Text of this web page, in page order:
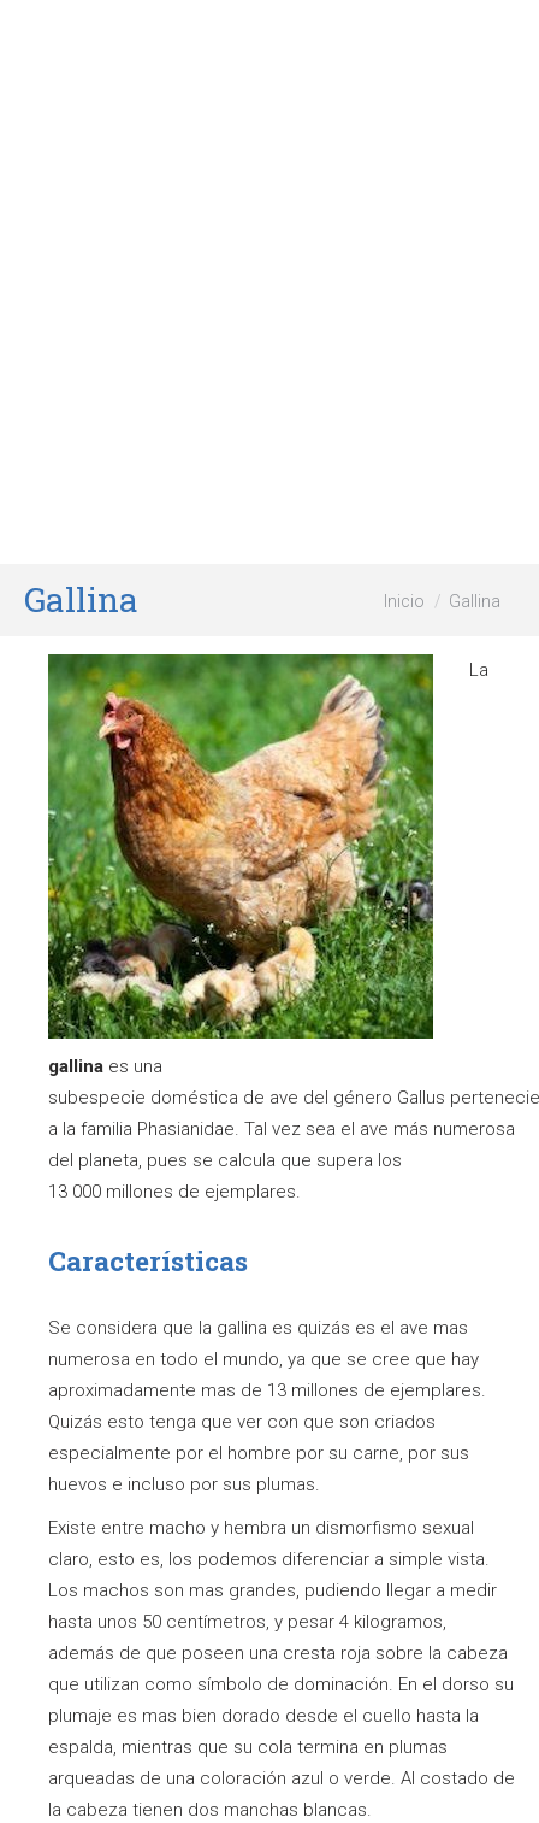
Gallina Estás aquí:
Inicio Gallina
La
gallina es una
subespecie doméstica de ave del género Gallus
a la familia Phasianidae. Tal vez sea el ave más numerosa
del planeta, pues se calcula que supera los
13 000 millones de ejemplares.
Características
Se considera que la gallina es quizás es el ave mas
numerosa en todo el mundo, ya que se cree que hay
aproximadamente mas de 13 millones de ejemplares.
Quizás esto tenga que ver con que son criados
especialmente por el hombre por su carne, por sus
huevos e incluso por sus plumas.
Existe entre macho y hembra un dismorfismo sexual
claro, esto es, los podemos diferenciar a simple vista.
Los machos son mas grandes, pudiendo llegar a medir
hasta unos 50 centímetros, y pesar 4 kilogramos,
además de que poseen una cresta roja sobre la cabeza
que utilizan como símbolo de dominación. En el dorso su
plumaje es mas bien dorado desde el cuello hasta la
espalda, mientras que su cola termina en plumas
arqueadas de una coloración azul o verde. Al costado de
la cabeza tienen dos manchas blancas.